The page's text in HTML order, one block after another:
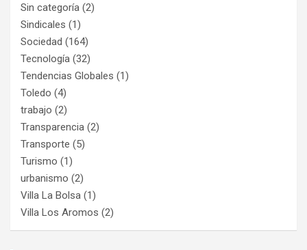
Sin categoría (2)
Sindicales (1)
Sociedad (164)
Tecnología (32)
Tendencias Globales (1)
Toledo (4)
trabajo (2)
Transparencia (2)
Transporte (5)
Turismo (1)
urbanismo (2)
Villa La Bolsa (1)
Villa Los Aromos (2)